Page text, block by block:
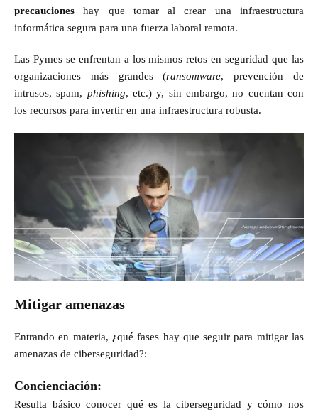
precauciones hay que tomar al crear una infraestructura
informática segura para una fuerza laboral remota.
Las Pymes se enfrentan a los mismos retos en seguridad que las
organizaciones más grandes (ransomware, prevención de
intrusos, spam, phishing, etc.) y, sin embargo, no cuentan con
los recursos para invertir en una infraestructura robusta.
Mitigar amenazas
Entrando en materia, ¿qué fases hay que seguir para mitigar las
amenazas de ciberseguridad?:
Concienciación:
Resulta básico conocer qué es la ciberseguridad y cómo nos